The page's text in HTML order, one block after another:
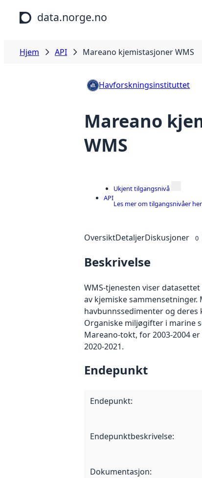
Hopp til hovedinnhold
data.norge.no
Hjem API Mareano kjemistasjoner WMS
Havforskningsinstituttet
Mareano
WMS
API
Ukjent tilgangsnivå
Les mer om tilgangsnivåer her
OversiktDetaljerDiskusjoner 0
Beskrivelse
WMS-tjenesten viser
av kjemiske
havbunnssedimenter og
Organiske miljøgifter i marine
Mareano-tokt, for 2003-2004
2020-2021.
Endepunkt
Endepunkt:
Endepunktbeskrivelse:
Dokumentasjon: